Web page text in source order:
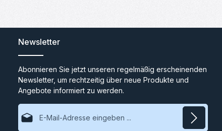
Newsletter
Abonnieren Sie jetzt unseren regelmäßig erscheinenden
Newsletter, um rechtzeitig über neue Produkte und
Angebote informiert zu werden.
E-Mail-Adresse*